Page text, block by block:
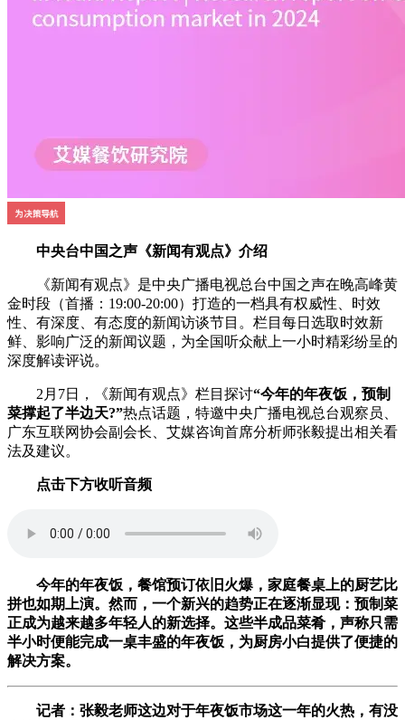
中央台中国之声《新闻有观点》介绍
《新闻有观点》是中央广播电视总台中国之声在晚高峰黄
金时段（首播：19:00-20:00）打造的一档具有权威性、时效
性、有深度、有态度的新闻访谈节目。栏目每日选取时效新
鲜、影响广泛的新闻议题，为全国听众献上一小时精彩纷呈的
深度解读评说。
2月7日，《新闻有观点》栏目探讨“今年的年夜饭，预制
菜撑起了半边天?”热点话题，特邀中央广播电视总台观察员、
广东互联网协会副会长、艾媒咨询首席分析师张毅提出相关看
法及建议。
点击下方收听音频
今年的年夜饭，餐馆预订依旧火爆，家庭餐桌上的厨艺比
拼也如期上演。然而，一个新兴的趋势正在逐渐显现：预制菜
正成为越来越多年轻人的新选择。这些半成品菜肴，声称只需
半小时便能完成一桌丰盛的年夜饭，为厨房小白提供了便捷的
解决方案。
记者：张毅老师这边对于年夜饭市场这一年的火热，有没